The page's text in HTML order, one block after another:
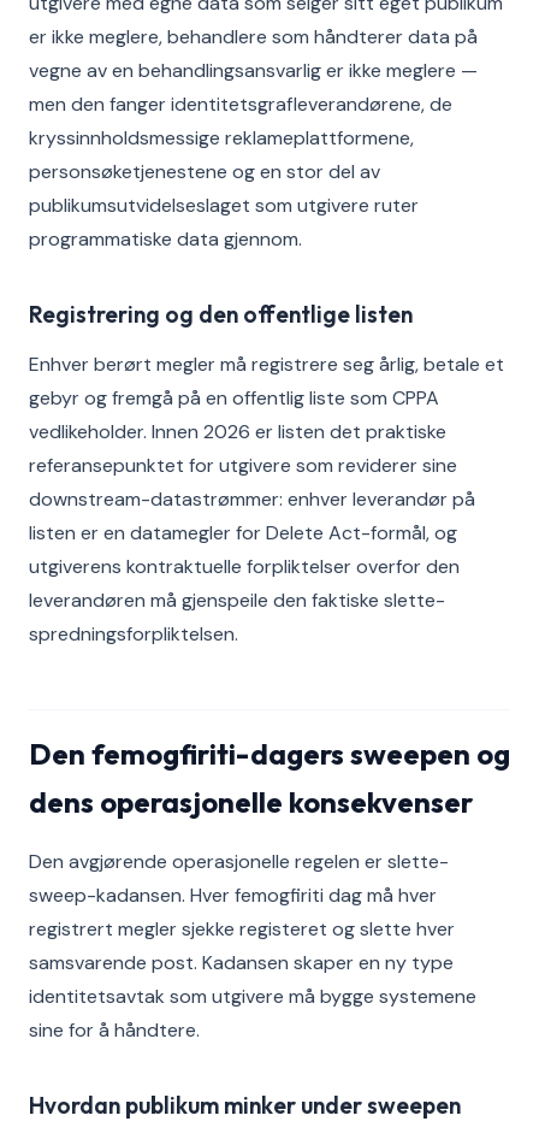
er ikke meglere, behandlere som håndterer data på
vegne av en behandlingsansvarlig er ikke meglere —
men den fanger identitetsgrafleverandørene, de
kryssinnholdsmessige reklameplattformene,
personsøketjenestene og en stor del av
publikumsutvidelseslaget som utgivere ruter
programmatiske data gjennom.
Registrering og den offentlige listen
Enhver berørt megler må registrere seg årlig, betale et
gebyr og fremgå på en offentlig liste som CPPA
vedlikeholder. Innen 2026 er listen det praktiske
referansepunktet for utgivere som reviderer sine
downstream-datastrømmer: enhver leverandør på
listen er en datamegler for Delete Act-formål, og
utgiverens kontraktuelle forpliktelser overfor den
leverandøren må gjenspeile den faktiske slette-
spredningsforpliktelsen.
Den femogfiriti-dagers sweepen og
dens operasjonelle konsekvenser
Den avgjørende operasjonelle regelen er slette-
sweep-kadansen. Hver femogfiriti dag må hver
registrert megler sjekke registeret og slette hver
samsvarende post. Kadansen skaper en ny type
identitetsavtak som utgivere må bygge systemene
sine for å håndtere.
Hvordan publikum minker under sweepen